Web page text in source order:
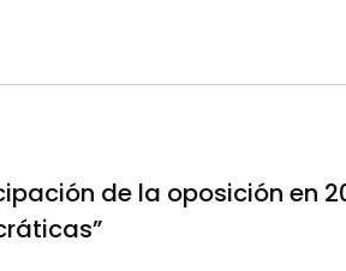
de la oposición en